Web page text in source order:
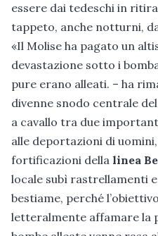
essere dai tedeschi in
tappeto, anche notturni,
«Il Molise ha pagato un
devastazione sotto i
pure erano alleati. – ha
divenne snodo centrale
a cavallo tra due
alle deportazioni di
fortificazioni della linea
locale subì rastrellamenti
bestiame, perché
letteralmente affamare la